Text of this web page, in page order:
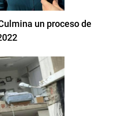
un proceso de